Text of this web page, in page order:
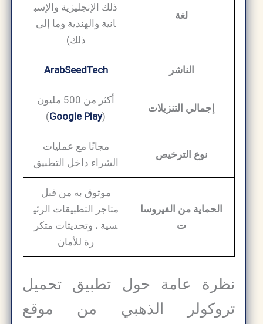
لغة
ذلكالإنجليزيةوالإسب
انيةوالهنديةوما إلى
ذلك)
الناشر ArabSeedTech
إجمالي التنزيلات
أكثر من500 مليون
GooglePlay
)
نوعالترخيص
مجانًامععمليات
الشراءداخل التطبيق
الحمايةمنالفيروسا
ت
موثوق بهمنقبل
متاجرالتطبيقاتالرئي
سية، وتحديثاتمتكر
رةللأمان
نظرة عامة حول تطبيق تحميل
تروكولر الذهبي من موقع